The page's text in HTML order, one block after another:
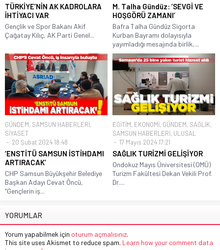
TÜRKİYE’NİN AK KADROLARA
İHTİYACI VAR
Gençlik ve Spor Bakanı Akif
Çağatay Kılıç, AK Parti Genel...
M. Talha Gündüz: ‘SEVGİ VE
HOŞGÖRÜ ZAMANI’
Bafra Talha Gündüz Sigorta
Kurban Bayramı dolayısıyla
yayımladığı mesajında birlik,...
GÜNDEM, SAMSUN HABERLERİ,
SİYASET
20 Şubat 2024 18:48
‘ENSTİTÜ SAMSUN İSTİHDAMI
ARTIRACAK’
CHP Samsun Büyükşehir Belediye
Başkan Adayı Cevat Öncü,
“Gençlerin iş...
EĞİTİM, EKONOMİ, GÜNDEM, SAĞLIK,
SAMSUN HABERLERİ, ULUSAL
17 Mayıs 2024 17:21
SAĞLIK TURİZMİ GELİŞİYOR
Ondokuz Mayıs Üniversitesi (OMÜ)
Turizm Fakültesi Dekan Vekili Prof.
Dr....
YORUMLAR
Yorum yapabilmek için oturum açmalısınız.
This site uses Akismet to reduce spam. Learn how your comment data